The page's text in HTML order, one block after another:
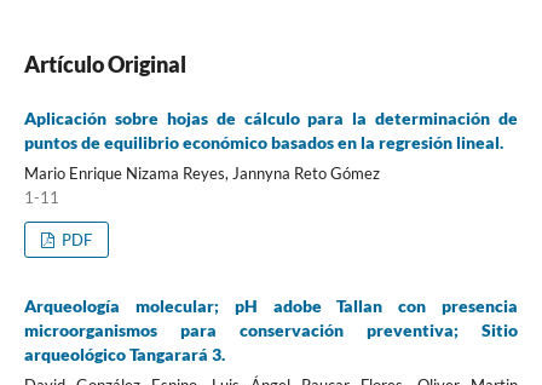
Artículo Original
Aplicación sobre hojas de cálculo para la determinación de
puntos de equilibrio económico basados en la regresión lineal.
Mario Enrique Nizama Reyes, Jannyna Reto Gómez
1-11
PDF
Arqueología molecular; pH adobe Tallan con presencia
microorganismos para conservación preventiva; Sitio
arqueológico Tangarará 3.